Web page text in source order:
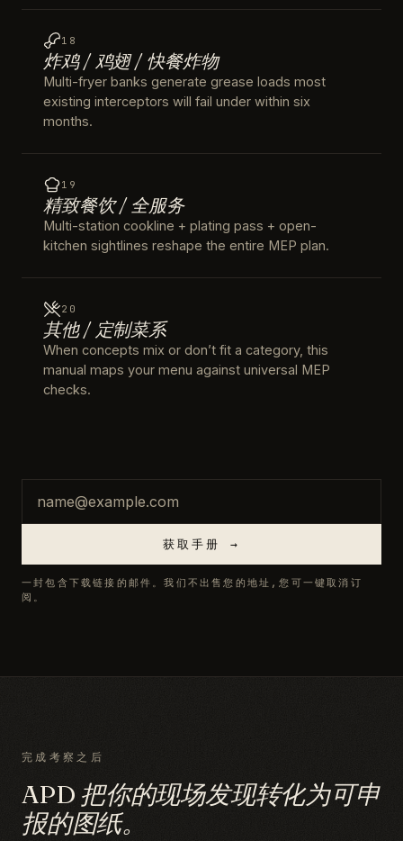
18
炸鸡 / 鸡翅 / 快餐炸物
Multi-fryer banks generate grease loads most
existing interceptors will fail under within six
months.
19
精致餐饮 / 全服务
Multi-station cookline + plating pass + open-
kitchen sightlines reshape the entire MEP plan.
20
其他 / 定制菜系
When concepts mix or don’t fit a category, this
manual maps your menu against universal MEP
checks.
获取手册 →
一封包含下载链接的邮件。我们不出售您的地址,您可一键取消订
阅。
完成考察之后
APD 把你的现场发现转化为可申
报的图纸。